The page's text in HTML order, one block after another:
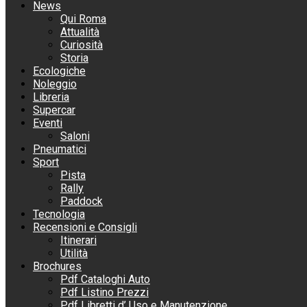
News
Qui Roma
Attualità
Curiosità
Storia
Ecologiche
Noleggio
Libreria
Supercar
Eventi
Saloni
Pneumatici
Sport
Pista
Rally
Paddock
Tecnologia
Recensioni e Consigli
Itinerari
Utilità
Brochures
Pdf Cataloghi Auto
Pdf Listino Prezzi